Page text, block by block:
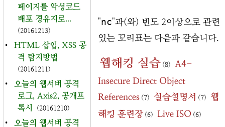
페이지를 악성코드
배포 경유지로...
(20161213)
•
HTML 삽입, XSS 공
격 탐지방법
(20161211)
•
오늘의 웹서버 공격
로그, Axis2, 공개프
록시
(20161210)
•
오늘의 웹서버 공격
"nc"과(와) 빈도 2이상으로 관련
있는 꼬리표는 다음과 같습니다.
웹해킹 실습 (8)
A4-
Insecure Direct Object
References (7) 실습설명서 (7)
웹
해킹 훈련장 (6) Live ISO (6)